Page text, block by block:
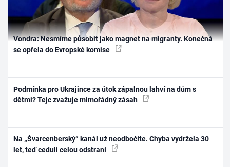
Vondra: Nesmíme působit jako magnet na migranty. Konečná
se opřela do Evropské komise
Podmínka pro Ukrajince za útok zápalnou lahví na dům s
dětmi? Tejc zvažuje mimořádný zásah
Na „Švarcenberský“ kanál už neodbočíte. Chyba vydržela 30
let, teď ceduli celou odstraní